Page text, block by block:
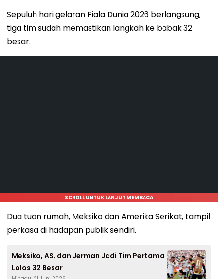
Sepuluh hari gelaran Piala Dunia 2026 berlangsung,
tiga tim sudah memastikan langkah ke babak 32
besar.
SCROLL UNTUK LANJUT MEMBACA
Dua tuan rumah, Meksiko dan Amerika Serikat, tampil
perkasa di hadapan publik sendiri.
Meksiko, AS, dan Jerman Jadi Tim Pertama
Lolos 32 Besar